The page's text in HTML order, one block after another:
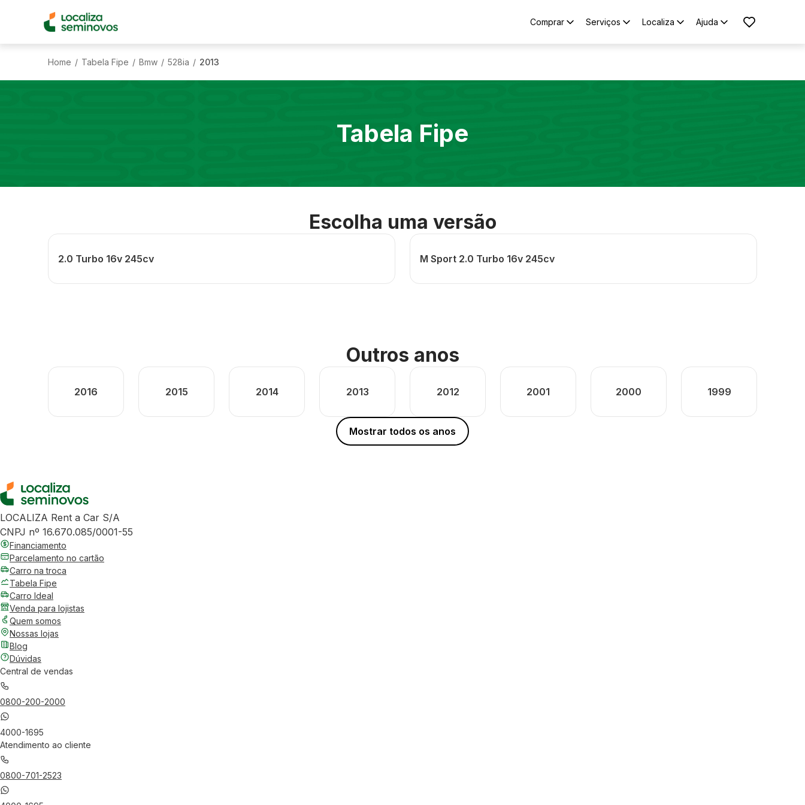
Comprar Serviços Localiza Ajuda
Home / Tabela Fipe / Bmw / 528ia / 2013
Tabela Fipe
Escolha uma versão
2.0 Turbo 16v 245cv M Sport 2.0 Turbo 16v 245cv
Outros anos
2016 2015 2014 2013 2012 2001 2000 1999
Mostrar todos os anos
LOCALIZA Rent a Car S/A
CNPJ nº 16.670.085/0001-55
Financiamento
Parcelamento no cartão
Carro na troca
Tabela Fipe
Carro Ideal
Venda para lojistas
Quem somos
Nossas lojas
Blog
Dúvidas
Central de vendas
0800-200-2000
4000-1695
Atendimento ao cliente
0800-701-2523